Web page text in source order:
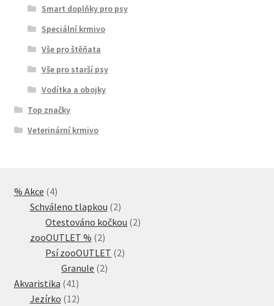
Smart doplňky pro psy
Speciální krmivo
Vše pro štěňata
Vše pro starší psy
Vodítka a obojky
Top značky
Veterinární krmivo
% Akce 44
produkty
Schváleno tlapkou 22
produkty
Otestováno kočkou 22
zooOUTLET % 22
produkty
Psí zooOUTLET 22
Granule 22
Akvaristika 41 41
produktů
Jezírko 1212